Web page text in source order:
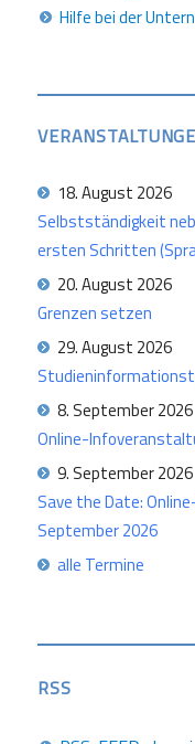
Hilfe bei der
18. August 2026
Selbstständigkeit
ersten Schritten
20. August 2026
Grenzen setzen
29. August 2026
8. September 2026
Online-
9. September 2026
Save the Date:
September 2026
alle Termine
RSS